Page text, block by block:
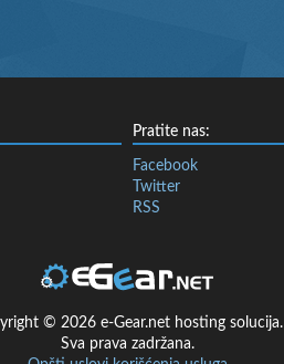
Pratite nas:
Facebook
Twitter
RSS
© 2026 e-Gear.net hosting solucija.
Sva prava zadržana.